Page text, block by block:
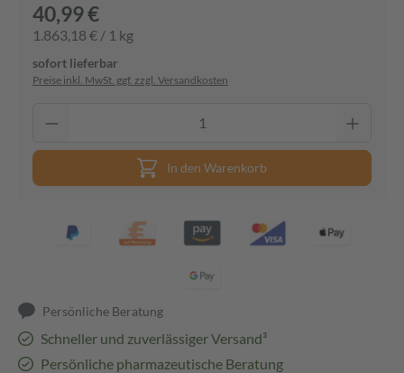
40,99 €
1.863,18 € / 1 kg
sofort lieferbar
Preise inkl. MwSt. ggf. zzgl. Versandkosten
In den Warenkorb
Persönliche Beratung
Schneller und zuverlässiger Versand³
Persönliche pharmazeutische Beratung